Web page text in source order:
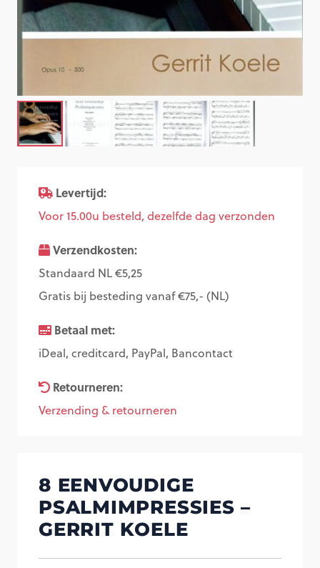
Levertijd:
Voor 15.00u besteld, dezelfde dag verzonden
Verzendkosten:
Standaard NL €5,25
Gratis bij besteding vanaf €75,- (NL)
Betaal met:
iDeal, creditcard, PayPal, Bancontact
Retourneren:
Verzending & retourneren
8 EENVOUDIGE
PSALMIMPRESSIES –
GERRIT KOELE